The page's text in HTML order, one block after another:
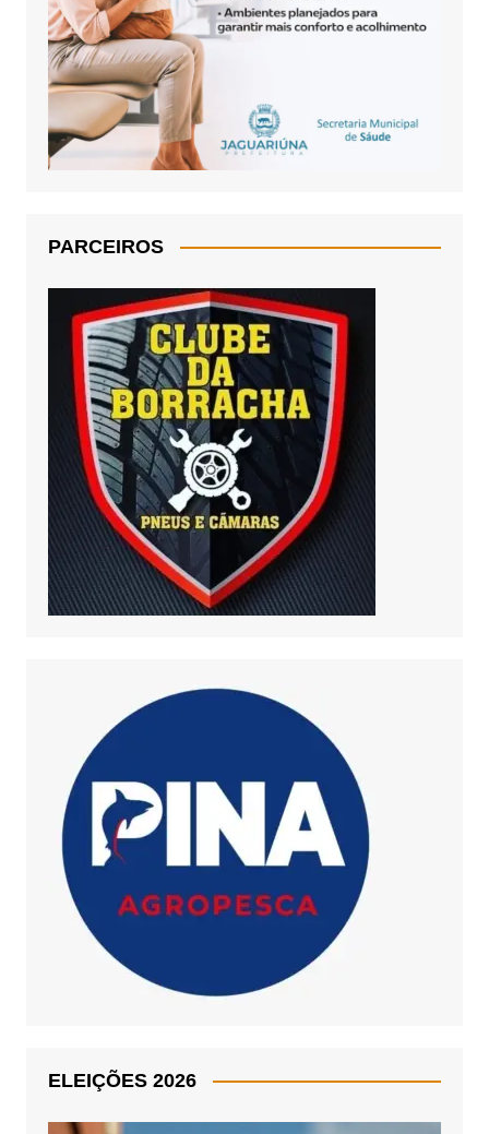
PARCEIROS
ELEIÇÕES 2026